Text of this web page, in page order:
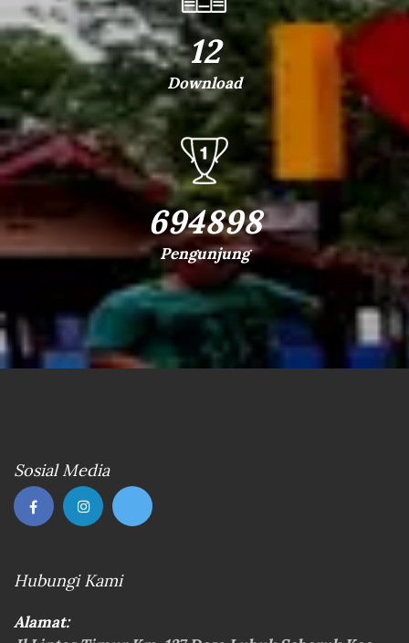
12
Download
694898
Pengunjung
Sosial Media
Hubungi Kami
Alamat: